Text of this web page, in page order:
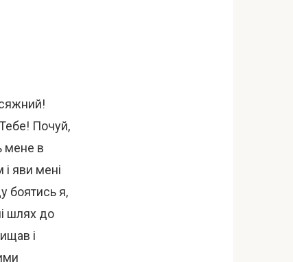
Почуй,
мене в
і яви мені
боятись я,
шлях до
і